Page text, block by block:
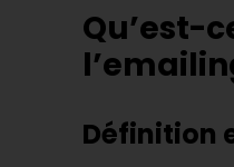
Qu’est-
Définition